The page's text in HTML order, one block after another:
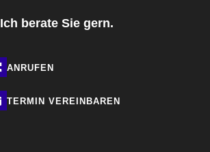
Ich berate Sie gern.
ANRUFEN
TERMIN VEREINBAREN